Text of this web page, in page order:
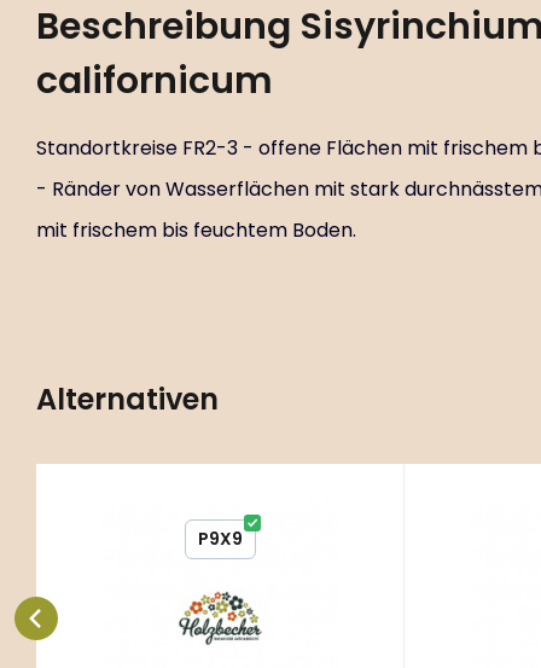
Beschreibung
californicum
Standortkreise FR2-3 - offene Flächen mit frischem
- Ränder von Wasserflächen mit stark
mit frischem bis feuchtem Boden.
Alternativen
Sisyrinchium
angustifolium
Code:ART02293
P9X9
Favorit
Vergleichen Sie
Standortkreise FR2-3 - offene
Flächen mit frischem bis
feuchtem Boden, B2-3 - Beete mit